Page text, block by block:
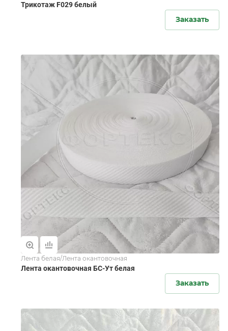
Трикотаж F029 белый
Заказать
Лента белая/Лента окантовочная
Лента окантовочная БС-Ут белая
Заказать